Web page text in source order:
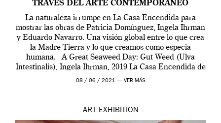
TRAVÉS DEL ARTE CONTEMPORÁNEO
La naturaleza irrumpe en La Casa Encendida para
mostrar las obras de Patricia Domínguez, Ingela Ihrman
y Eduardo Navarro. Una visión global entre lo que crea
la Madre Tierra y lo que creamos como especia
humana. A Great Seaweed Day: Gut Weed (Ulva
Intestinalis), Ingela Ihrman, 2019 La Casa Encendida de
Madrid y la Wellcome […]
08 / 06 / 2021 — VER MÁS
ART EXHIBITION